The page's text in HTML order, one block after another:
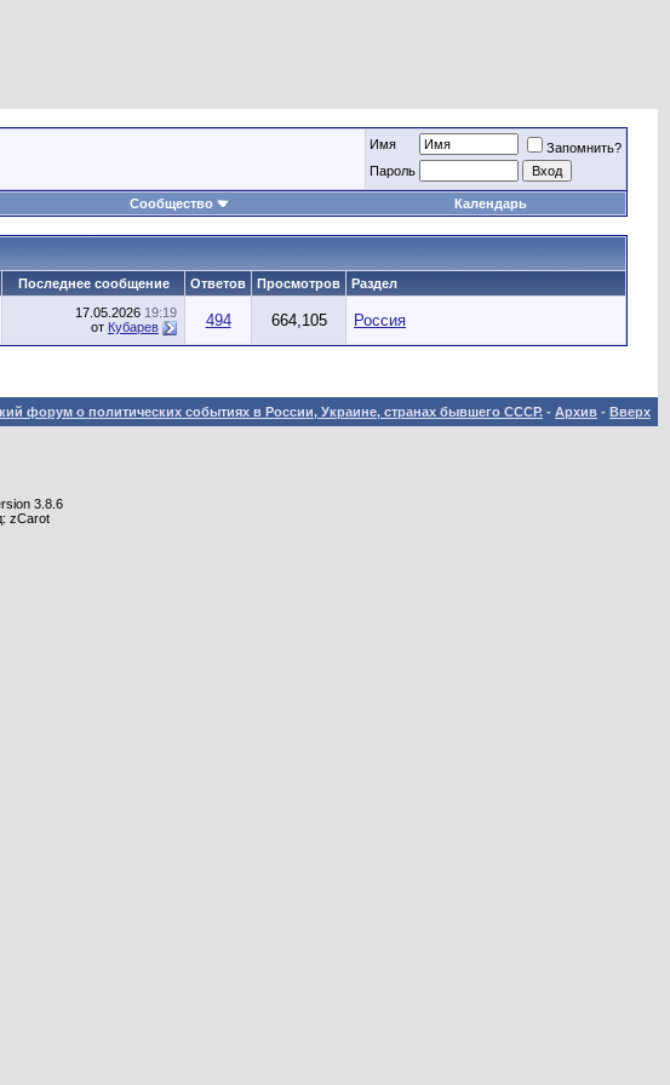
Имя
Запомнить?
Пароль
Сообщество Календарь
Последнее сообщение Ответов Просмотров Раздел
17.05.2026 19:19
от Кубарев 494 664,105 Россия
форум о политических событиях в России, Украине, странах бывшего СССР. - Архив - Вверх
3.8.6
zCarot